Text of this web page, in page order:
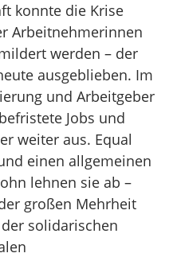
konnte die Krise
Arbeitneh­merinnen
werden – der
ausgeblieben. Im
und Arbeitgeber
Jobs und
weiter aus. Equal
einen allgemeinen
lehnen sie ab –
großen Mehrheit
solidarischen